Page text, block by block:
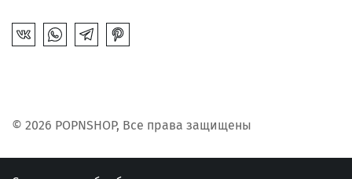
© 2026 POPNSHOP, Все права защищены